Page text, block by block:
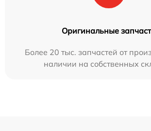
Оригинальные
Более 20 тыс. запчастей от
наличии на собственных